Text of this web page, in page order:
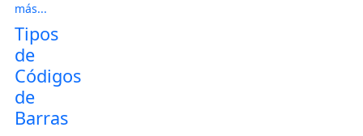
más...
Tipos
de
Códigos
de
Barras